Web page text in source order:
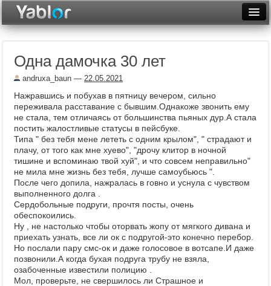
Неделя
Рейтинги
Архив
Фототоп
Видеотоп
Одна дамочка 30 лет
andruxa_baun — 22.05.2021
Нажравшись и побухав в пятницу вечером, сильно
переживала расставание с бывшим.Однакоже звонить ему
не стала, тем отличаясь от большинства пьяных дур.А стала
постить жалостливые статусы в пейсбуке.
Типа " без тебя мене лететь с одним крылом", " страдают и
плачу, от того как мне хуево", "дрочу клитор в ночной
тишине и вспоминаю твой хуй", и что совсем неправильно"
не мила мне жизнь без тебя, лучше самоубьюсь ".
После чего допила, нажралась в говно и уснула с чувством
выполненного долга .
Сердобольные подруги, прочтя посты, очень
обеспокоились.
Ну , не настолько чтобы оторвать жопу от мягкого дивана и
приехать узнать, все ли ок с подругой-это конечно перебор.
Но послали пару смс-ок и даже голосовое в вотсапе.И даже
позвонили.А когда бухая подруга трубу не взяла,
озабоченные известили полицию .
Мол, проверьте, не свершилось ли Страшное и